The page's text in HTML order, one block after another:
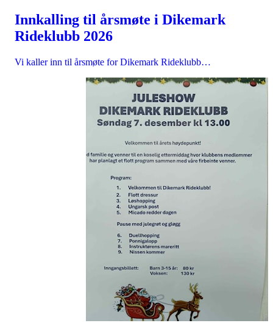
Innkalling til årsmøte i Dikemark
Rideklubb 2026
Vi kaller inn til årsmøte for Dikemark Rideklubb…